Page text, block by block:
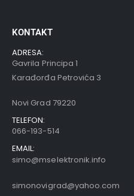
KONTAKT
ADRESA:
Gavrila Principa 1
Karađorđa Petrovića 3
Novi Grad 79220
TELEFON:
066-193-514
EMAIL:
simo@mselektronik.info
simonovigrad@yahoo.com